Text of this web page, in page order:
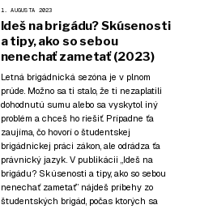
1. AUGUSTA 2023
Ideš na brigádu? Skúsenosti
a tipy, ako so sebou
nenechať zametať (2023)
Letná brigádnická sezóna je v plnom
prúde. Možno sa ti stalo, že ti nezaplatili
dohodnutú sumu alebo sa vyskytol iný
problém a chceš ho riešiť. Prípadne ťa
zaujíma, čo hovorí o študentskej
brigádnickej práci zákon, ale odrádza ťa
právnický jazyk. V publikácii „Ideš na
brigádu? Skúsenosti a tipy, ako so sebou
nenechať zametať” nájdeš príbehy zo
študentských brigád, počas ktorých sa